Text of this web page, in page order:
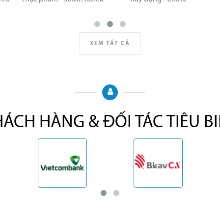
XEM TẤT CẢ
HÀNG & ĐỐI TÁC TIÊU